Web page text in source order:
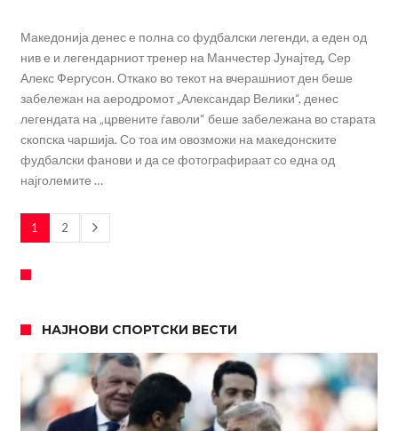
Македонија денес е полна со фудбалски легенди, а еден од
нив е и легендарниот тренер на Манчестер Јунајтед, Сер
Алекс Фергусон. Откако во текот на вчерашниот ден беше
забележан на аеродромот „Александар Велики“, денес
легендата на „црвените ѓаволи“ беше забележана во старата
скопска чаршија. Со тоа им овозможи на македонските
фудбалски фанови и да се фотографираат со една од
најголемите …
1 2
НАЈНОВИ СПОРТСКИ ВЕСТИ